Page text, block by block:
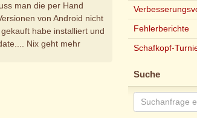
man die per Hand
von Android nicht
habe installiert und
Nix geht mehr
Fehlerberichte
Schafkopf-
Suche